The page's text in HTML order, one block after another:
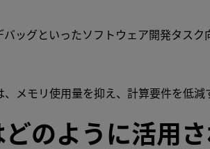
ッグといったソフトウェア開発タス
メモリ使用量を抑え、計算要件を低
のように活用